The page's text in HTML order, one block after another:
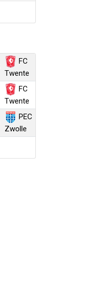
FC
Twente
FC
Twente
PEC
Zwolle